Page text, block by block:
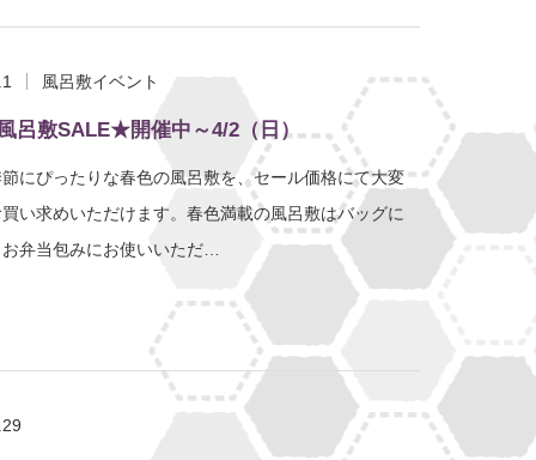
風呂敷イベント
呂敷SALE★開催中～4/2（日）
にぴったりな春色の風呂敷を、セール価格にて大変
い求めいただけます。春色満載の風呂敷はバッグに
弁当包みにお使いいただ…